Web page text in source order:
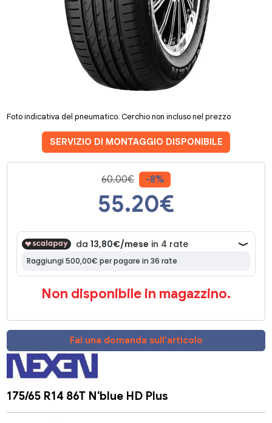
Foto indicativa del pneumatico. Cerchio non incluso nel prezzo
SERVIZIO DI MONTAGGIO DISPONIBILE
60.00€ -8%
55.20€
Non disponibile in magazzino.
Fai una domanda sull'articolo
175/65 R14 86T N'blue HD Plus